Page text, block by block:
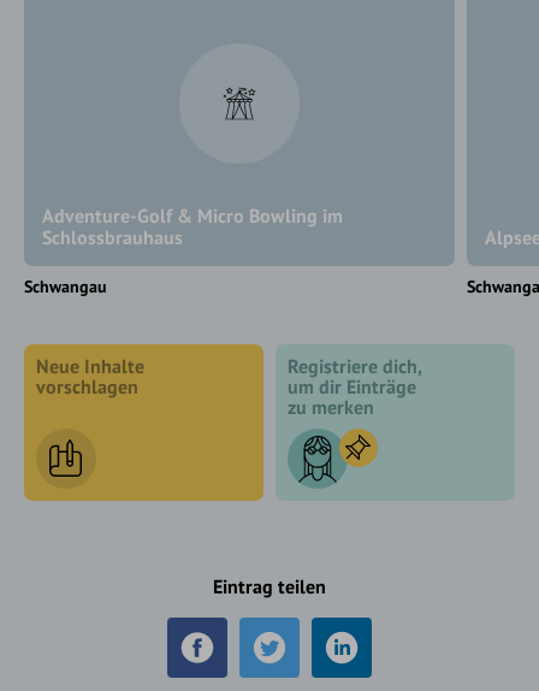
Adventure-Golf & Micro Bowling im
Schlossbrauhaus
Schwangau
Neue Inhalte
vorschlagen
Registriere dich,
um dir Einträge
zu merken
Eintrag teilen